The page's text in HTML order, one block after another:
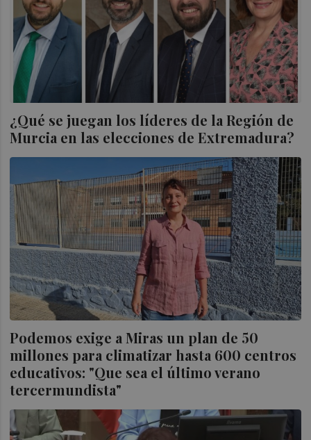
¿Qué se juegan los líderes de la Región de
Murcia en las elecciones de Extremadura?
Podemos exige a Miras un plan de 50
millones para climatizar hasta 600 centros
educativos: "Que sea el último verano
tercermundista"